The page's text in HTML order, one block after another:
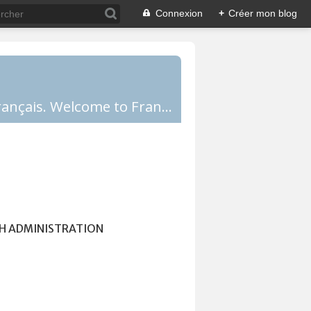
Connexion + Créer mon blog
Comprendre la France, la culture française, les Français et apprendre le français. Welcome to France!
ADMINISTRATION